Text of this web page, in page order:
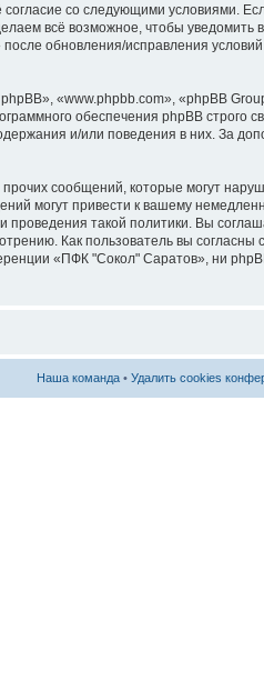
со следующими условиями.
всё возможное, чтобы уведомить
обновления/исправления
«www.phpbb.com», «phpBB
обеспечения phpBB строго
и/или поведения в них. За
сообщений, которые могут
могут привести к вашему
такой политики. Вы
Как пользователь вы согласны
«ПФК "Сокол" Саратов», ни
Наша команда • Удалить cookies